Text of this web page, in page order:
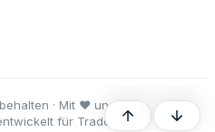
· Mit ♥ und
für Trader undOben Unten